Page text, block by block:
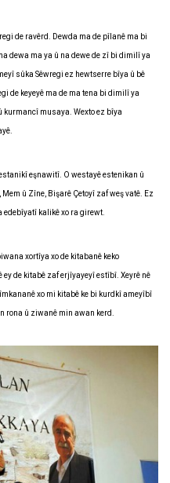
de ravêrd. Dewda ma de pîlanê ma bi
dewa ma ya û na dewe de zî bi dimilî ya
sûka Sêwregi ez hewtserre bîya û bê
de keyeyê ma de ma tena bi dimilî ya
kurmancî musaya. Wexto ez bîya
eşnawitî. O westayê estenikan û
û Zîne, Bişarê Çetoyî zaf weş vatê. Ez
edebîyatî kalikê xo ra girewt.
xortîya xo de kitabanê keko
de kitabê zaf erjîyayeyî estîbî. Xeyrê nê
xo mi kitabê ke bi kurdkî ameyîbî
rona û ziwanê min awan kerd.